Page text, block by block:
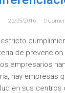
20/05/2016 0
estricto
de
empresarios
hay empresas
en sus centros